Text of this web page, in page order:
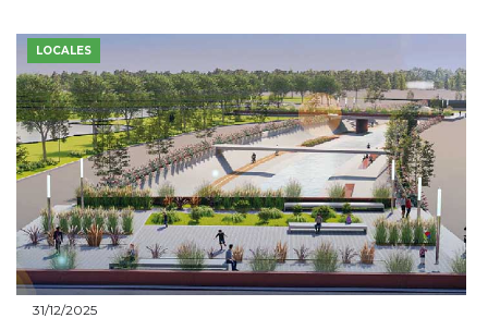
LOCALES
31/12/2025